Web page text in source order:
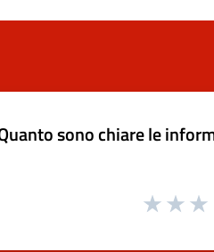
sono chiare le